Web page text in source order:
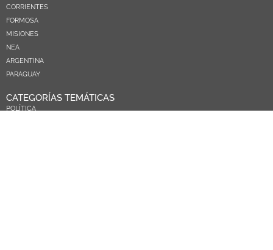
CORRIENTES
FORMOSA
MISIONES
NEA
ARGENTINA
PARAGUAY
CATEGORÍAS TEMÁTICAS
POLÍTICA